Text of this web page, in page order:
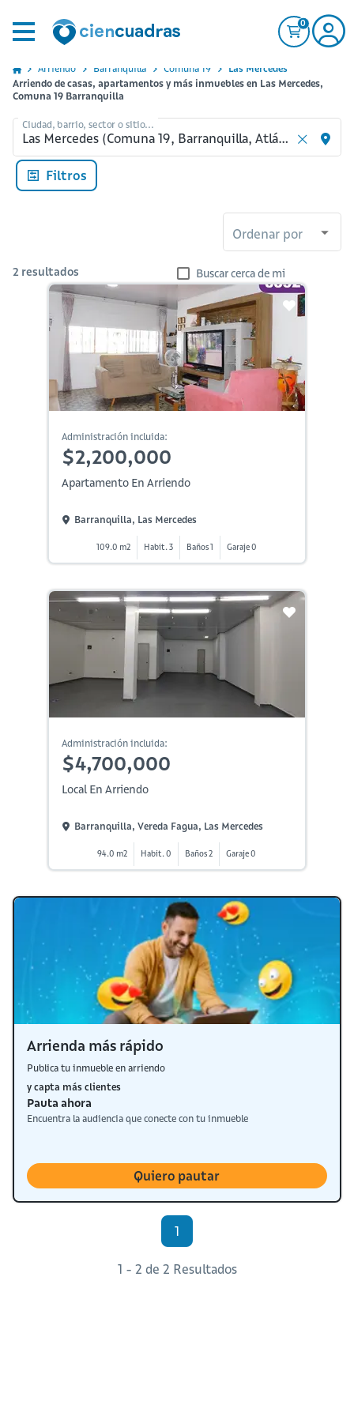
0
Arriendo Barranquilla Comuna 19
Las Mercedes
Arriendo de casas, apartamentos y más inmuebles en Las Mercedes,
Comuna 19 Barranquilla
Ciudad, barrio, sector o sitio...
Filtros
Ordenar por
2 resultados Buscar cerca de mi
Administración incluida:
$2,200,000
Apartamento En Arriendo
Barranquilla, Las Mercedes
109.0 m2 Habit. 3 Baños 1 Garaje 0
Administración incluida:
$4,700,000
Local En Arriendo
Barranquilla, Vereda Fagua, Las Mercedes
94.0 m2 Habit. 0 Baños 2 Garaje 0
Arrienda más rápido
Publica tu inmueble en arriendo
y capta más clientes
Pauta ahora
Encuentra la audiencia que conecte con tu inmueble
Quiero pautar
1
1 - 2 de 2 Resultados